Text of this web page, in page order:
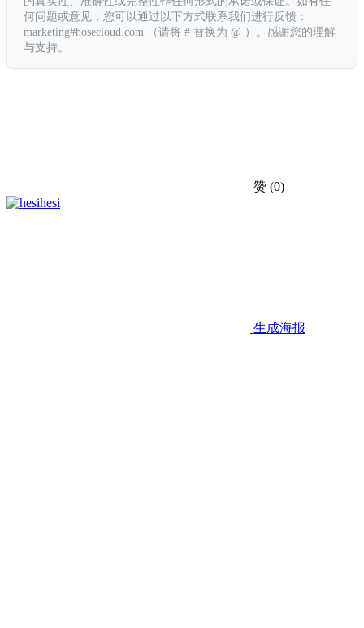
何问题或意见，您可以通过以下方式联系我们进行反馈：
marketing#hosecloud.com （请将 # 替换为 @ ）。感谢您的理解
与支持。
赞 (0)
hesi
生成海报